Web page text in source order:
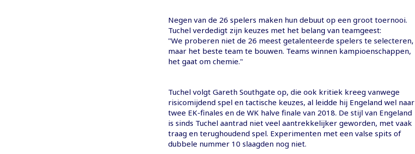
Negen van de 26 spelers maken hun debuut op een groot toernooi.
Tuchel verdedigt zijn keuzes met het belang van teamgeest:
"We proberen niet de 26 meest getalenteerde spelers te selecteren,
maar het beste team te bouwen. Teams winnen kampioenschappen,
het gaat om chemie."
Tuchel volgt Gareth Southgate op, die ook kritiek kreeg vanwege
risicomijdend spel en tactische keuzes, al leidde hij Engeland wel naar
twee EK-finales en de WK halve finale van 2018. De stijl van Engeland
is sinds Tuchel aantrad niet veel aantrekkelijker geworden, met vaak
traag en terughoudend spel. Experimenten met een valse spits of
dubbele nummer 10 slaagden nog niet.